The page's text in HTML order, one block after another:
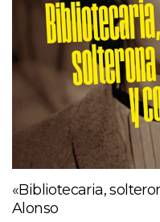
«Bibliotecaria,
Alonso